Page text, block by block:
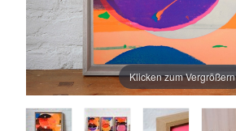
Klicken zum Vergrößern